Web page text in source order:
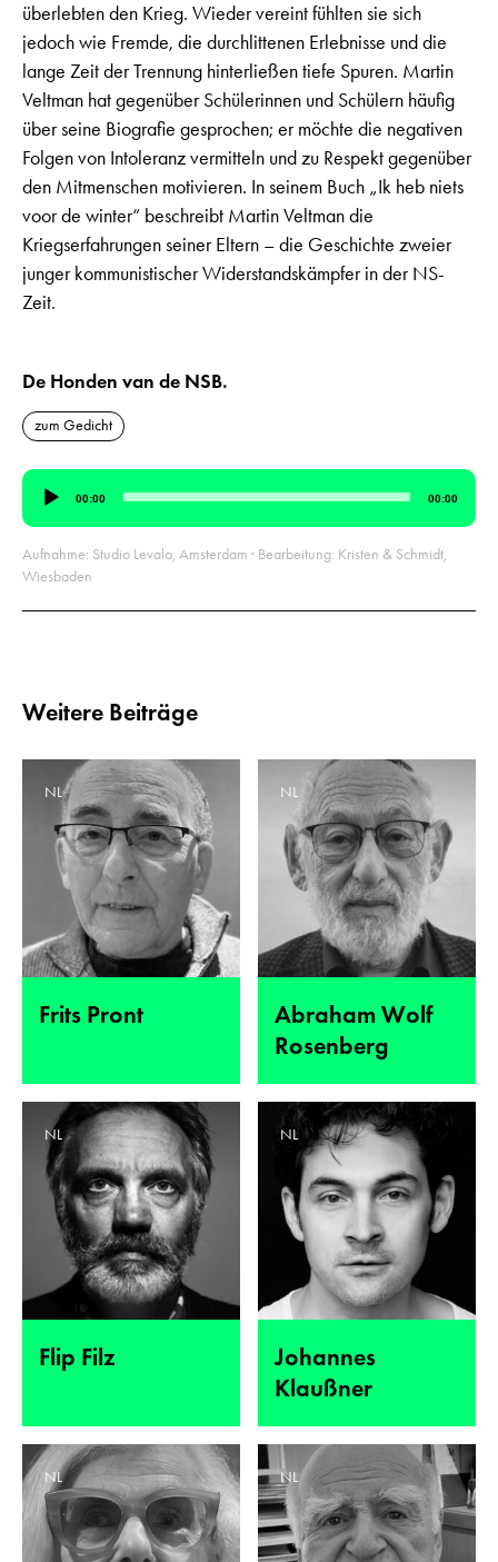
überlebten den Krieg. Wieder vereint fühlten sie sich
jedoch wie Fremde, die durchlittenen Erlebnisse und die
lange Zeit der Trennung hinterließen tiefe Spuren. Martin
Veltman hat gegenüber Schülerinnen und Schülern häufig
über seine Biografie gesprochen; er möchte die negativen
Folgen von Intoleranz vermitteln und zu Respekt gegenüber
den Mitmenschen motivieren. In seinem Buch „Ik heb niets
voor de winter“ beschreibt Martin Veltman die
Kriegserfahrungen seiner Eltern – die Geschichte zweier
junger kommunistischer Widerstandskämpfer in der NS-
Zeit.
De Honden van de NSB.
zum Gedicht
Audio-
Player
00:00 00:00
Aufnahme: Studio Levalo, Amsterdam · Bearbeitung: Kristen & Schmidt,
Wiesbaden
Weitere Beiträge
Frits Pront
NL
Abraham Wolf
Rosenberg
NL
Flip Filz
NL
Johannes
Klaußner
NL
NL NL